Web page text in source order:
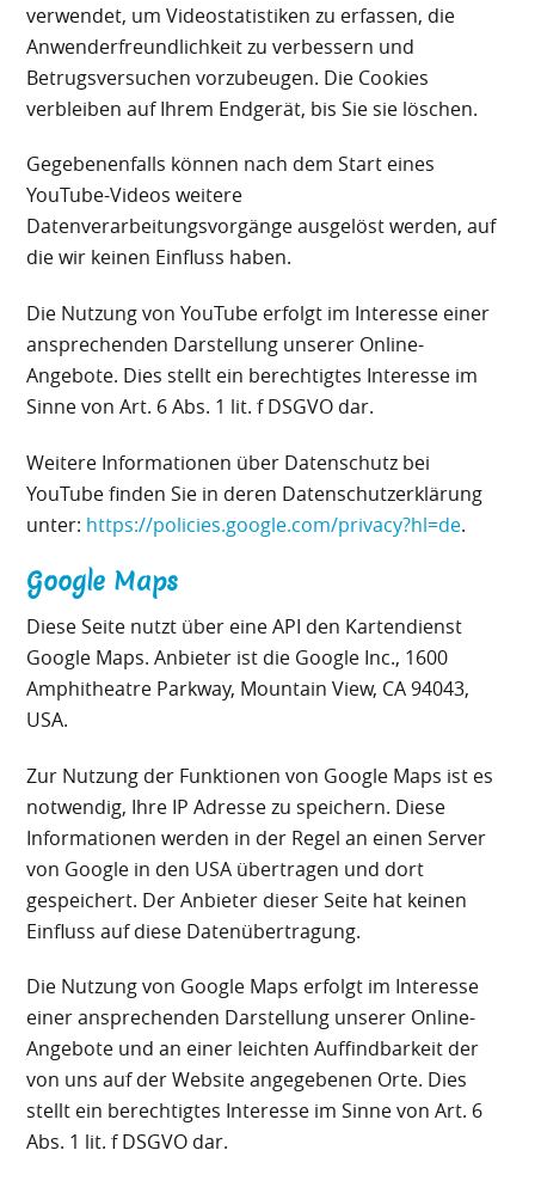
verwendet, um Videostatistiken zu erfassen, die
Anwenderfreundlichkeit zu verbessern und
Betrugsversuchen vorzubeugen. Die Cookies
verbleiben auf Ihrem Endgerät, bis Sie sie löschen.
Gegebenenfalls können nach dem Start eines
YouTube-Videos weitere
Datenverarbeitungsvorgänge ausgelöst werden, auf
die wir keinen Einfluss haben.
Die Nutzung von YouTube erfolgt im Interesse einer
ansprechenden Darstellung unserer Online-
Angebote. Dies stellt ein berechtigtes Interesse im
Sinne von Art. 6 Abs. 1 lit. f DSGVO dar.
Weitere Informationen über Datenschutz bei
YouTube finden Sie in deren Datenschutzerklärung
unter: https://policies.google.com/privacy?hl=de.
Google Maps
Diese Seite nutzt über eine API den Kartendienst
Google Maps. Anbieter ist die Google Inc., 1600
Amphitheatre Parkway, Mountain View, CA 94043,
USA.
Zur Nutzung der Funktionen von Google Maps ist es
notwendig, Ihre IP Adresse zu speichern. Diese
Informationen werden in der Regel an einen Server
von Google in den USA übertragen und dort
gespeichert. Der Anbieter dieser Seite hat keinen
Einfluss auf diese Datenübertragung.
Die Nutzung von Google Maps erfolgt im Interesse
einer ansprechenden Darstellung unserer Online-
Angebote und an einer leichten Auffindbarkeit der
von uns auf der Website angegebenen Orte. Dies
stellt ein berechtigtes Interesse im Sinne von Art. 6
Abs. 1 lit. f DSGVO dar.